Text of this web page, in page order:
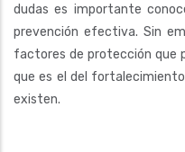
dudas es importante
prevención efectiva. Sin
factores de protección que
que es el del
existen.